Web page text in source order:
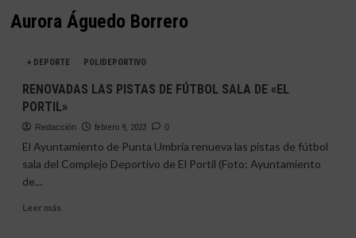
Aurora Águedo Borrero
+ DEPORTE POLIDEPORTIVO
RENOVADAS LAS PISTAS DE FÚTBOL SALA DE «EL
PORTIL»
Redacción febrero 9, 2023 0
El Ayuntamiento de Punta Umbría renueva las pistas de fútbol
sala del Complejo Deportivo de El Portil (Foto: Ayuntamiento
de...
Leer másLeer